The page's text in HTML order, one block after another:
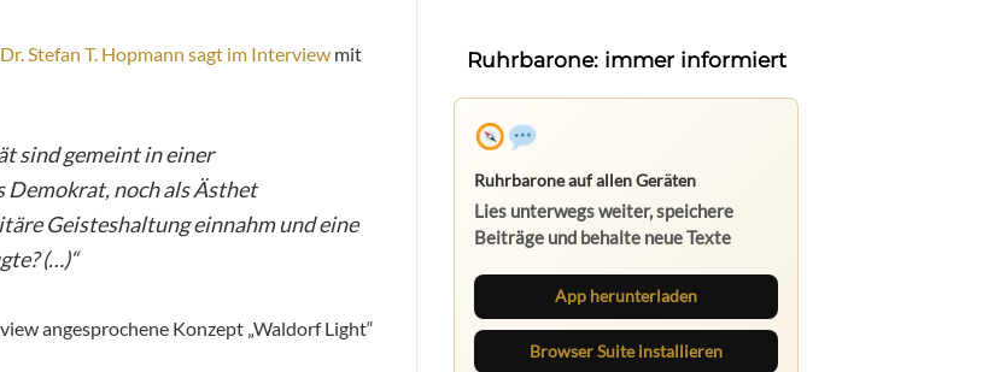
Stefan T. Hopmann sagt im Interview mit
sind gemeint in einer
Demokrat, noch als Ästhet
Geisteshaltung einnahm und eine
(…)“
angesprochene Konzept „Waldorf Light“
Ruhrbarone: immer informiert
Ruhrbarone auf allen Geräten
Lies unterwegs weiter, speichere
Beiträge und behalte neue Texte
App herunterladen
Browser Suite installieren